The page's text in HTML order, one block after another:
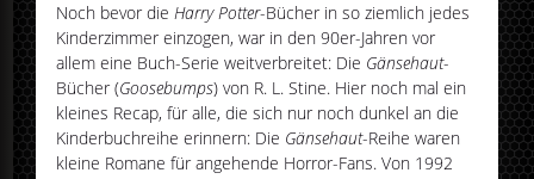
Noch bevor dieHarry Potter-Bücher in so ziemlich jedes
Kinderzimmer einzogen, war in den 90er-Jahren vor
allem eine Buch-Serie weitverbreitet: Die Gänsehaut-
Bücher (Goosebumps) von R. L. Stine. Hier noch mal ein
kleines Recap, für alle, die sich nur noch dunkel an die
Kinderbuchreihe erinnern: Die Gänsehaut-Reihe waren
kleine Romane für angehende Horror-Fans. Von 1992